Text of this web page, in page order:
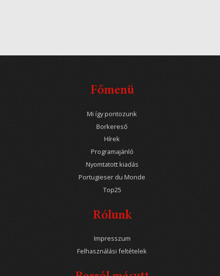
Főmenü
Mi így pontozunk
Borkereső
Hírek
Programajánló
Nyomtatott kiadás
Portugieser du Monde
Top25
Rólunk
Impresszum
Felhasználási feltételek